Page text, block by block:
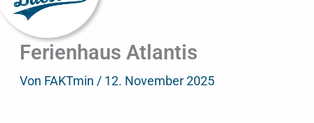
Ferienhaus Atlantis
Von FAKTmin / 12. November 2025